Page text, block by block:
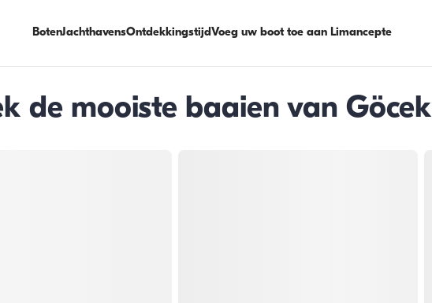
BotenJachthavensOntdekkingstijdVoeg uw boot toe aan Limancepte
de mooiste baaien van Göcek